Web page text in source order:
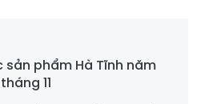
sản phẩm Hà Tĩnh năm
11